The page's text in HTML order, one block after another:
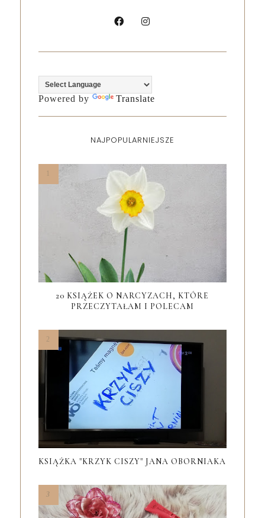
Powered by Translate
NAJPOPULARNIEJSZE
20 KSIĄŻEK O NARCYZACH, KTÓRE
PRZECZYTAŁAM I POLECAM
KSIĄŻKA "KRZYK CISZY" JANA OBORNIAKA